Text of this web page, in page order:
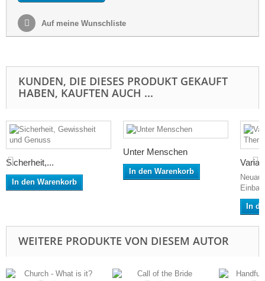
Auf meine Wunschliste
KUNDEN, DIE DIESES PRODUKT GEKAUFT
HABEN, KAUFTEN AUCH ...
Sicherheit,...
In den Warenkorb
Unter Menschen
In den Warenkorb
In
WEITERE PRODUKTE VON DIESEM AUTOR